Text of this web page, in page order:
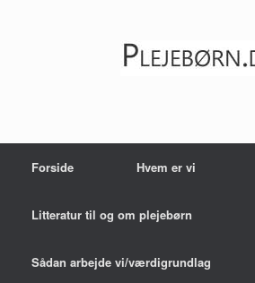
Forside Hvem er vi
Litteratur til og om plejebørn
Sådan arbejde vi/værdigrundlag